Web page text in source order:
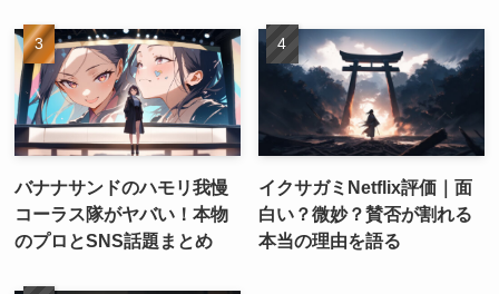
バナナサンドのハモリ我慢
コーラス隊がヤバい！本物
のプロとSNS話題まとめ
イクサガミNetflix評価｜面
白い？微妙？賛否が割れる
本当の理由を語る